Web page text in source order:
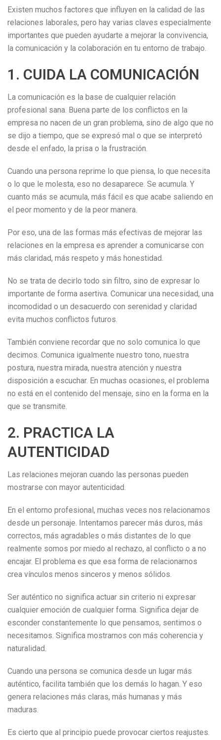
Existen muchos factores que influyen en la calidad de las
relaciones laborales, pero hay varias claves especialmente
importantes que pueden ayudarte a mejorar la convivencia,
la comunicación y la colaboración en tu entorno de trabajo.
1. CUIDA LA COMUNICACIÓN
La comunicación es la base de cualquier relación
profesional sana. Buena parte de los conflictos en la
empresa no nacen de un gran problema, sino de algo que no
se dijo a tiempo, que se expresó mal o que se interpretó
desde el enfado, la prisa o la frustración.
Cuando una persona reprime lo que piensa, lo que necesita
o lo que le molesta, eso no desaparece. Se acumula. Y
cuanto más se acumula, más fácil es que acabe saliendo en
el peor momento y de la peor manera.
Por eso, una de las formas más efectivas de mejorar las
relaciones en la empresa es aprender a comunicarse con
más claridad, más respeto y más honestidad.
No se trata de decirlo todo sin filtro, sino de expresar lo
importante de forma asertiva. Comunicar una necesidad, una
incomodidad o un desacuerdo con serenidad y claridad
evita muchos conflictos futuros.
También conviene recordar que no solo comunica lo que
decimos. Comunica igualmente nuestro tono, nuestra
postura, nuestra mirada, nuestra atención y nuestra
disposición a escuchar. En muchas ocasiones, el problema
no está en el contenido del mensaje, sino en la forma en la
que se transmite.
2. PRACTICA LA
AUTENTICIDAD
Las relaciones mejoran cuando las personas pueden
mostrarse con mayor autenticidad.
En el entorno profesional, muchas veces nos relacionamos
desde un personaje. Intentamos parecer más duros, más
correctos, más agradables o más distantes de lo que
realmente somos por miedo al rechazo, al conflicto o a no
encajar. El problema es que esa forma de relacionarnos
crea vínculos menos sinceros y menos sólidos.
Ser auténtico no significa actuar sin criterio ni expresar
cualquier emoción de cualquier forma. Significa dejar de
esconder constantemente lo que pensamos, sentimos o
necesitamos. Significa mostrarnos con más coherencia y
naturalidad.
Cuando una persona se comunica desde un lugar más
auténtico, facilita también que los demás lo hagan. Y eso
genera relaciones más claras, más humanas y más
maduras.
Es cierto que al principio puede provocar ciertos reajustes.